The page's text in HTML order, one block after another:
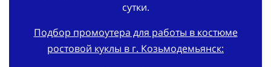
сутки.
Подбор промоутера для работы в костюме
ростовой куклы в г. Козьмодемьянск: